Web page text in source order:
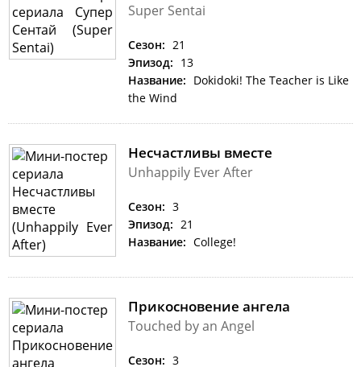
Super Sentai
Сезон: 21
Эпизод: 13
Название: Dokidoki! The Teacher is Like
the Wind
Несчастливы вместе
Unhappily Ever After
Сезон: 3
Эпизод: 21
Название: College!
Прикосновение ангела
Touched by an Angel
Сезон: 3